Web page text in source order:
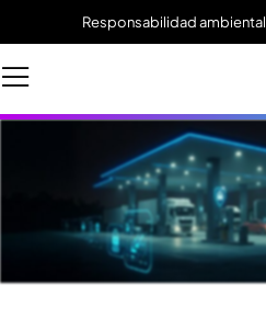
Responsabilidad ambiental